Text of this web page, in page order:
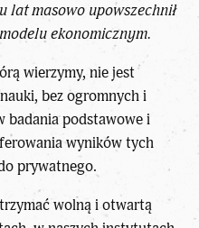
lat masowo upowszechnił
ekonomicznym.
wierzymy, nie jest
bez ogromnych i
badania podstawowe i
wyników tych
prywatnego.
wolną i otwartą